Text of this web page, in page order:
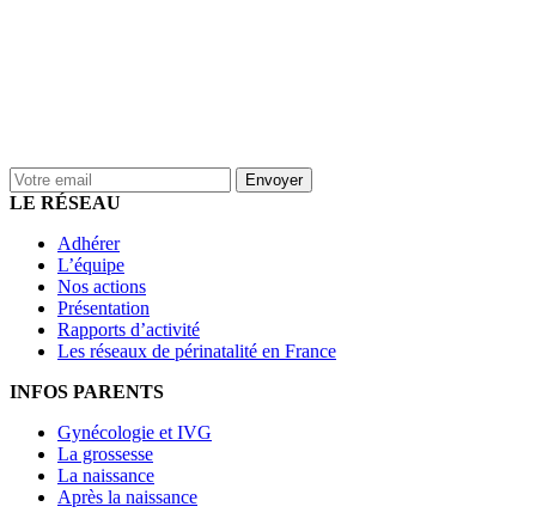
LE RÉSEAU
Adhérer
L’équipe
Nos actions
Présentation
Rapports d’activité
Les réseaux de périnatalité en France
INFOS PARENTS
Gynécologie et IVG
La grossesse
La naissance
Après la naissance